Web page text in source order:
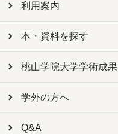
利用案内
本・資料を探す
桃山学院大学学術成果
学外の方へ
Q&A